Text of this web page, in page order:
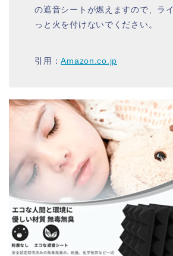
の遮音シートが燃えますので、ラ
っと火を付けないでください。
引用：Amazon.co.jp